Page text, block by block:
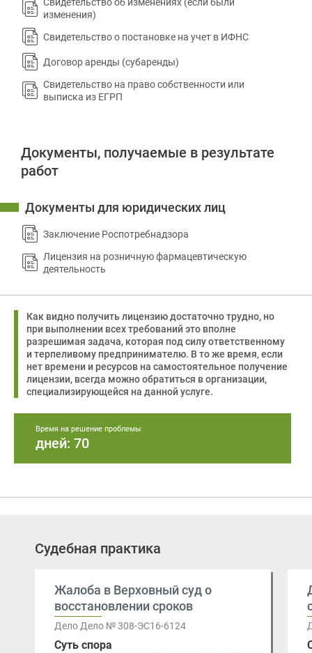
Свидетельство об изменениях (если были
изменения)
Свидетельство о постановке на учет в ИФНС
Договор аренды (субаренды)
Свидетельство на право собственности или
выписка из ЕГРП
Документы, получаемые в результате
работ
Документы для юридических лиц
Заключение Роспотребнадзора
Лицензия на розничную фармацевтическую
деятельность
Как видно получить лицензию достаточно трудно, но
при выполнении всех требований это вполне
разрешимая задача, которая под силу ответственному
и терпеливому предпринимателю. В то же время, если
нет времени и ресурсов на самостоятельное получение
лицензии, всегда можно обратиться в организации,
специализирующейся на данной услуге.
Время на решение проблемы
дней: 70
Судебная практика
Жалоба в Верховный суд о
восстановлении сроков
Дело Дело № 308-ЭС16-6124
Суть спора